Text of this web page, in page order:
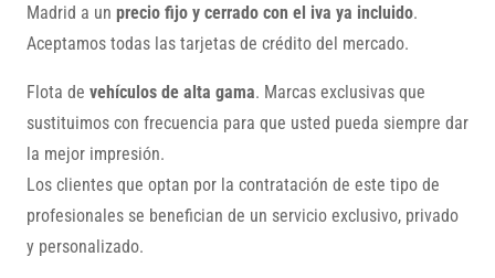
Madrid a un precio fijo y cerrado con el iva ya incluido.
Aceptamos todas las tarjetas de crédito del mercado.
Flota de vehículos de alta gama. Marcas exclusivas que
sustituimos con frecuencia para que usted pueda siempre dar
la mejor impresión.
Los clientes que optan por la contratación de este tipo de
profesionales se benefician de un servicio exclusivo, privado
y personalizado.